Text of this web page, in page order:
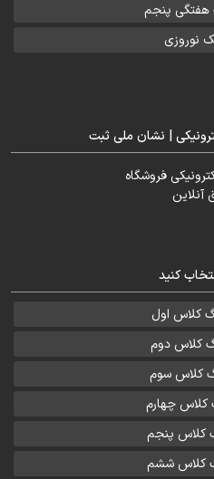
هفتگی پنجم
نوروزی
| نشان ملی ثبت
کنید
کلاس اول
کلاس دوم
کلاس سوم
کلاس چهارم
کلاس پنجم
کلاس ششم